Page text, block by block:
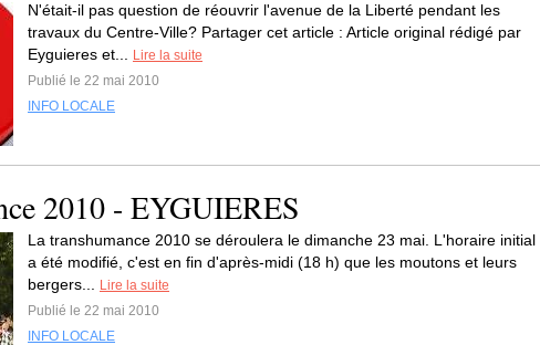
N'était-il pas question de réouvrir l'avenue de la Liberté pendant les
travaux du Centre-Ville? Partager cet article : Article original rédigé par
Eyguieres et...
Lire la suite
Publié le 22 mai 2010
INFO LOCALE
2010 - EYGUIERES
La transhumance 2010 se déroulera le dimanche 23 mai. L'horaire initial
a été modifié, c'est en fin d'après-midi (18 h) que les moutons et leurs
bergers...
Lire la suite
Publié le 22 mai 2010
INFO LOCALE